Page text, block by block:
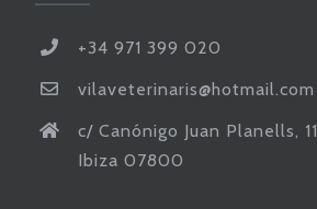
+34 971 399 020
vilaveterinaris@hotmail.com
c/ Canónigo Juan Planells, 11
Ibiza 07800